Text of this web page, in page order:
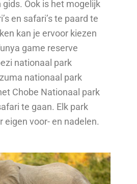
Ook is het mogelijk
en safari’s te paard te
kan je ervoor kiezen
game reserve
nationaal park
nationaal park
Chobe Nationaal park
te gaan. Elk park
eigen voor- en nadelen.